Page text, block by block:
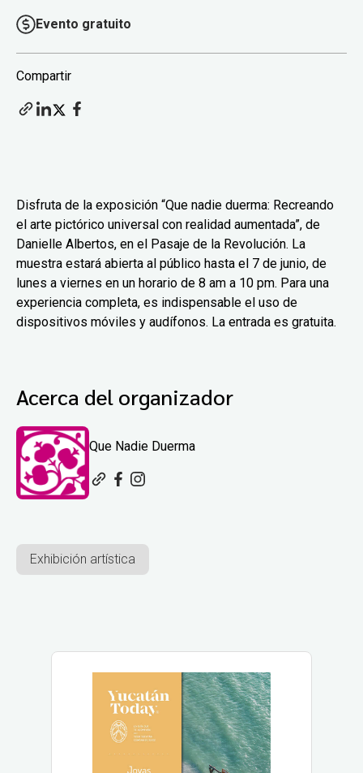
Evento gratuito
Compartir
Disfruta de la exposición “Que nadie duerma: Recreando
el arte pictórico universal con realidad aumentada”, de
Danielle Albertos, en el Pasaje de la Revolución. La
muestra estará abierta al público hasta el 7 de junio, de
lunes a viernes en un horario de 8 am a 10 pm. Para una
experiencia completa, es indispensable el uso de
dispositivos móviles y audífonos. La entrada es gratuita.
Acerca del organizador
Que Nadie Duerma
Exhibición artística